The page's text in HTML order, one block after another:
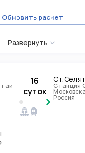
Обновить расчет
Развернуть
16
суток
Станция
Россия